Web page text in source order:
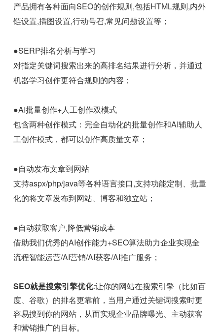
产品拥有各种面向SEO的创作规则,包括HTML规则,内外
链设置,插图设置,行动号召,常见问题设置等；
●SERP排名分析与学习
对指定关键词搜索出来的高排名结果进行分析，并通过
机器学习创作更符合规则的内容；
●AI批量创作+人工创作双模式
包含两种创作模式：完全自动化的批量创作和AI辅助人
工创作模式，都可以创作高质量文章；
●自动发布文章到网站
支持aspx/php/java等各种语言接口,支持功能定制、批量
化的将文章发布到网站、博客和独立站；
●自动获取客户,降低营销成本
借助我们优秀的AI创作能力+SEO算法助力企业实现全
流程智能运营/AI营销/AI获客/AI推广服务；
SEO就是搜索引擎优化:让你的网站在搜索引擎（比如百
度、谷歌）的排名更靠前，当用户通过关键词搜索时更
容易搜到你的网站，从而实现企业品牌曝光、主动获客
和营销推广的目标。